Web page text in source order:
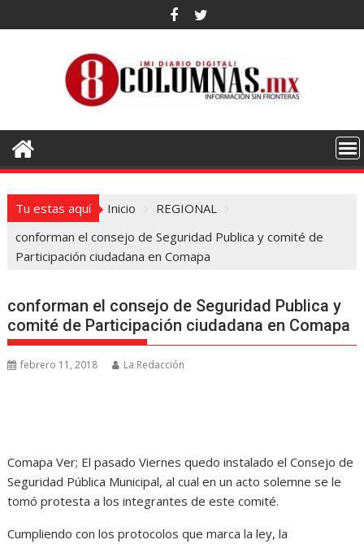
al
Tu estas aquí Inicio
REGIONAL
conforman el consejo de Seguridad Publica y comité de
Participación ciudadana en Comapa
conforman el consejo de Seguridad Publica y
comité de Participación ciudadana en Comapa
febrero 11, 2018 La Redacción
Comapa Ver; El pasado Viernes quedo instalado el Consejo de
Seguridad Pública Municipal, al cual en un acto solemne se le
tomó protesta a los integrantes de este comité.
Cumpliendo con los protocolos que marca la ley, la